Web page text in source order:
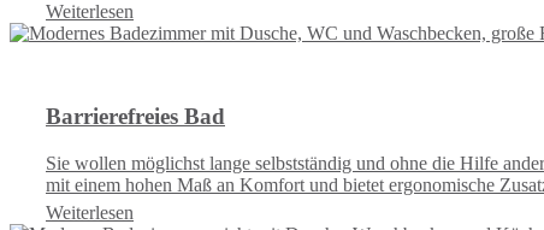
Weiterlesen
Barrierefreies Bad
Sie wollen möglichst lange selbstständig und ohne die Hilfe
mit einem hohen Maß an Komfort und bietet ergonomische
Weiterlesen